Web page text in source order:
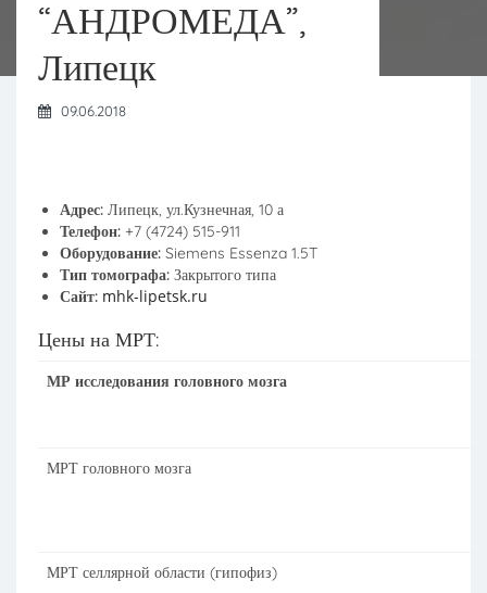
“АНДРОМЕДА”,
Липецк
09.06.2018
Адрес: Липецк, ул.Кузнечная, 10 а
Телефон: +7 (4724) 515-911
Оборудование: Siemens Essenza 1.5T
Тип томографа: Закрытого типа
Сайт: mhk-lipetsk.ru
Цены на МРТ:
МР исследования головного мозга
МРТ головного мозга
МРТ селлярной области (гипофиз)